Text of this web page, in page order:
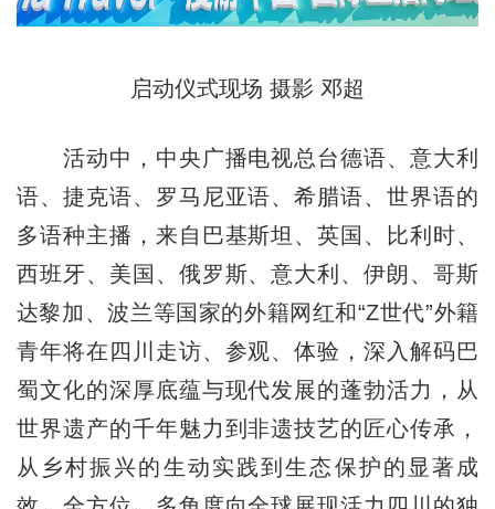
启动仪式现场 摄影 邓超
活动中，中央广播电视总台德语、意大利
语、捷克语、罗马尼亚语、希腊语、世界语的
多语种主播，来自巴基斯坦、英国、比利时、
西班牙、美国、俄罗斯、意大利、伊朗、哥斯
达黎加、波兰等国家的外籍网红和“Z世代”外籍
青年将在四川走访、参观、体验，深入解码巴
蜀文化的深厚底蕴与现代发展的蓬勃活力，从
世界遗产的千年魅力到非遗技艺的匠心传承，
从乡村振兴的生动实践到生态保护的显著成